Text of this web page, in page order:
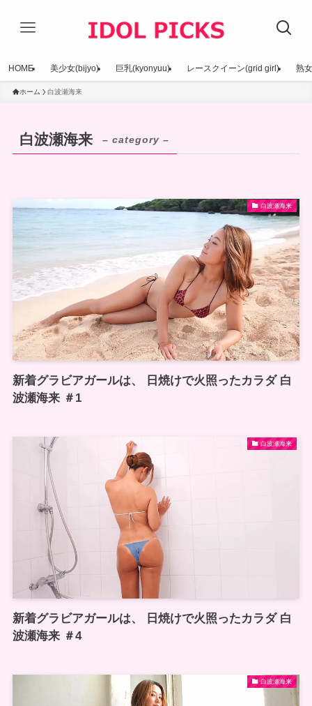
HOME 美少女(bijyo) 巨乳(kyonyuu) レースクイーン(grid girl) 熟
ホーム 白波瀬海来
白波瀬海来 – category –
白波瀬海来
新着グラビアガールは、 日焼けで火照ったカラダ 白
波瀬海来 ＃1
白波瀬海来
新着グラビアガールは、 日焼けで火照ったカラダ 白
波瀬海来 ＃4
白波瀬海来